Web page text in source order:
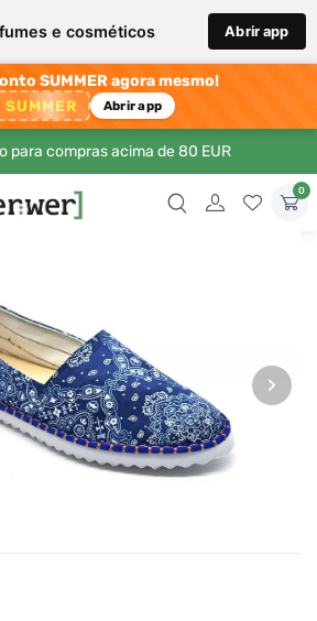
e cosméticos Abrir app
SUMMER agora mesmo!
SUMMER Abrir app
para compras acima de 80 EUR
0
›